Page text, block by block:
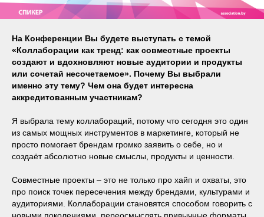
На Конференции Вы будете выступать с темой
«Коллаборации как тренд: как совместные проекты
создают и вдохновляют новые аудитории и продукты
или сочетай несочетаемое». Почему Вы выбрали
именно эту тему? Чем она будет интересна
аккредитованным участникам?
Я выбрала тему коллабораций, потому что сегодня это один
из самых мощных инструментов в маркетинге, который не
просто помогает брендам громко заявить о себе, но и
создаёт абсолютно новые смыслы, продукты и ценности.
Совместные проекты – это не только про хайп и охваты, это
про поиск точек пересечения между брендами, культурами и
аудиториями. Коллаборации становятся способом говорить с